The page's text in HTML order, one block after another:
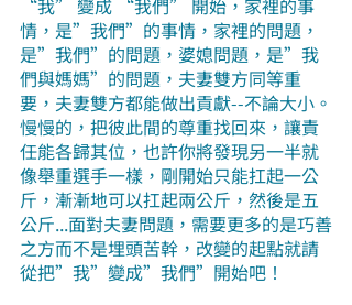
情，是”我們”的事情，家裡的問題，
是”我們”的問題，婆媳問題，是”我
們與媽媽”的問題，夫妻雙方同等重
要，夫妻雙方都能做出貢獻--不論大小。
慢慢的，把彼此間的尊重找回來，讓責
任能各歸其位，也許你將發現另一半就
像舉重選手一樣，剛開始只能扛起一公
斤，漸漸地可以扛起兩公斤，然後是五
公斤...面對夫妻問題，需要更多的是巧善
之方而不是埋頭苦幹，改變的起點就請
從把”我”變成”我們”開始吧！